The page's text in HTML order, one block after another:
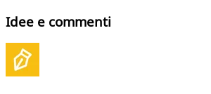
Idee e commenti